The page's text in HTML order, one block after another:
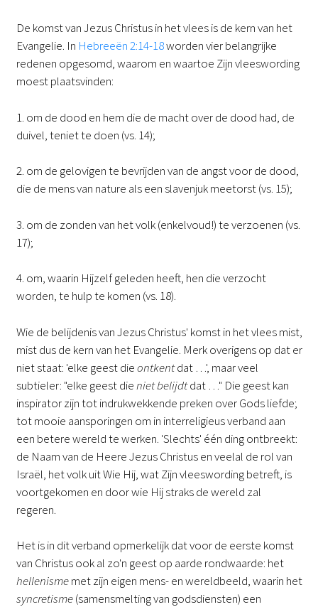
De komst van Jezus Christus in het vlees is de kern van het
Evangelie. In Hebreeën 2:14-18worden vier belangrijke
redenen opgesomd, waarom en waartoe Zijn vleeswording
moest plaatsvinden:
1. om de dood en hem die de macht over de dood had, de
duivel, teniet te doen (vs. 14);
2. om de gelovigen te bevrijden van de angst voor de dood,
die de mens van nature als een slavenjuk meetorst (vs. 15);
3. om de zonden van het volk (enkelvoud!) te verzoenen (vs.
17);
4. om, waarin Hijzelf geleden heeft, hen die verzocht
worden, te hulp te komen (vs. 18).
Wie de belijdenis van Jezus Christus' komst in het vlees mist,
mist dus de kern van het Evangelie. Merk overigens op dat er
niet staat: 'elke geest dieontkentdat …', maar veel
subtieler: "elke geest dieniet belijdtdat …" Die geest kan
inspirator zijn tot indrukwekkende preken over Gods liefde;
tot mooie aansporingen om in interreligieus verband aan
een betere wereld te werken. 'Slechts' één ding ontbreekt:
de Naam van de Heere Jezus Christus en veelal de rol van
Israël, het volk uit Wie Hij, wat Zijn vleeswording betreft, is
voortgekomen en door wie Hij straks de wereld zal
regeren.
Het is in dit verband opmerkelijk dat voor de eerste komst
van Christus ook al zo'n geest op aarde rondwaarde: het
hellenismemet zijn eigen mens- en wereldbeeld, waarin het
syncretisme(samensmelting van godsdiensten) een